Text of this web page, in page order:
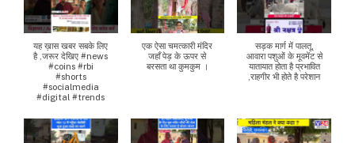
यह ख़ास खबर सबके लिए
है ,जरूर देखिए #news
#coins #rbi
#shorts
#socialmedia
#digital #trends
एक ऐसा चमत्कारी मंदिर
जहाँ पेड़ के ऊपर से
बरसता था कुमकुम ।
सड़क मार्ग में पालतू,
आवारा पशुओं के मूवमेंट से
यातायात होता है प्रभावित
,राहगीर भी होते है परेशान